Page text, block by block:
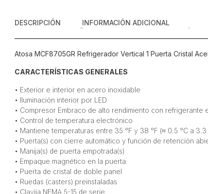
DESCRIPCIÓN INFORMACIÓN ADICIONAL
Atosa MCF8705GR Refrigerador Vertical 1 Puerta Cristal
CARACTERÍSTICAS GENERALES
• Exterior e interior en acero inoxidable
• Iluminación interior por LED
• Compresor Embraco de alto rendimiento con refrigerante
• Control de temperatura electrónico
• Mantiene temperaturas entre 35 °F y 38 °F (≈ 0.5 °C a 3.3
• Puerta(s) con cierre automático y función de retención
• Manija(s) de puerta empotrada(s)
• Empaque magnético en la puerta
• Puerta de cristal de doble panel
• Ruedas (casters) preinstaladas
• Clavija NEMA 5-15 de serie